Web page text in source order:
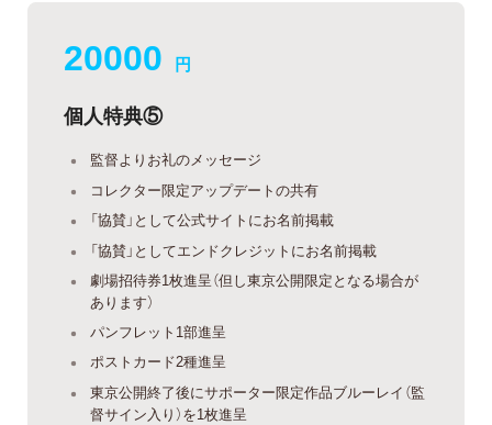
20000 円
個人特典⑤
監督よりお礼のメッセージ
コレクター限定アップデートの共有
「協賛」として公式サイトにお名前掲載
「協賛」としてエンドクレジットにお名前掲載
劇場招待券1枚進呈（但し東京公開限定となる場合が
あります）
パンフレット1部進呈
ポストカード2種進呈
東京公開終了後にサポーター限定作品ブルーレイ（監
督サイン入り）を1枚進呈